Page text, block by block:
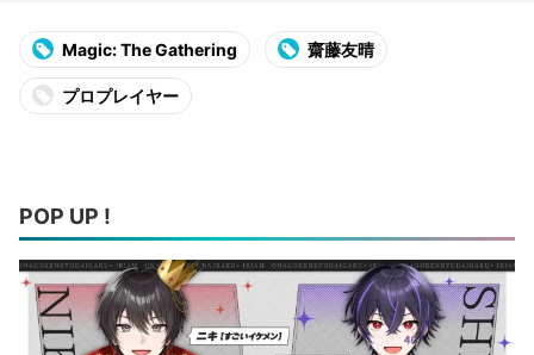
Magic: The Gathering 齋藤友晴
プロプレイヤー
POP UP !